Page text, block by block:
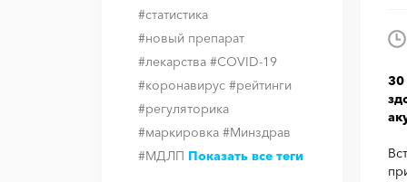
#статистика
#новый препарат
#лекарства #COVID-19
#коронавирус #рейтинги
#регуляторика
#маркировка #Минздрав
#МДЛП Показать все теги
30